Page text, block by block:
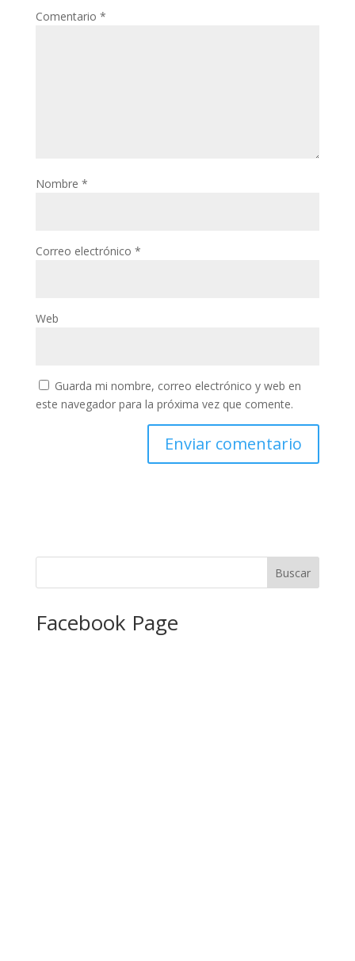
Comentario *
Nombre *
Correo electrónico *
Web
Guarda mi nombre, correo electrónico y web en
este navegador para la próxima vez que comente.
Facebook Page